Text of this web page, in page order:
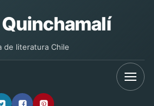
de literatura Chile